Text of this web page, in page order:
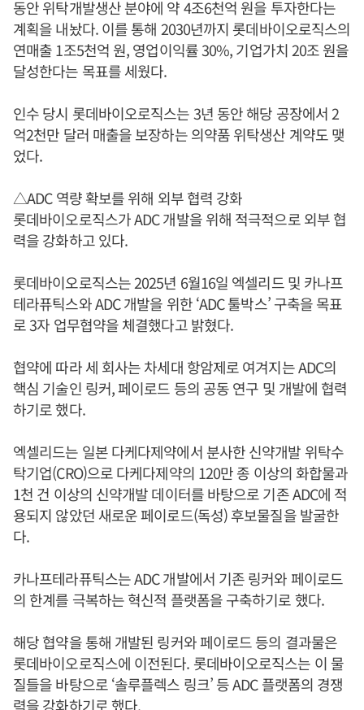
동안 위탁개발생산 분야에 약 4조6천억 원을 투자한다는
계획을 내놨다. 이를 통해 2030년까지 롯데바이오로직스의
연매출 1조5천억 원, 영업이익률 30%, 기업가치 20조 원을
달성한다는 목표를 세웠다.
인수 당시 롯데바이오로직스는 3년 동안 해당 공장에서 2
억2천만 달러 매출을 보장하는 의약품 위탁생산 계약도 맺
었다.
△ADC 역량 확보를 위해 외부 협력 강화
롯데바이오로직스가 ADC 개발을 위해 적극적으로 외부 협
력을 강화하고 있다.
롯데바이오로직스는 2025년 6월16일 엑셀리드 및 카나프
테라퓨틱스와 ADC 개발을 위한 ‘ADC 툴박스’ 구축을 목표
로 3자 업무협약을 체결했다고 밝혔다.
협약에 따라 세 회사는 차세대 항암제로 여겨지는 ADC의
핵심 기술인 링커, 페이로드 등의 공동 연구 및 개발에 협력
하기로 했다.
엑셀리드는 일본 다케다제약에서 분사한 신약개발 위탁수
탁기업(CRO)으로 다케다제약의 120만 종 이상의 화합물과
1천 건 이상의 신약개발 데이터를 바탕으로 기존 ADC에 적
용되지 않았던 새로운 페이로드(독성) 후보물질을 발굴한
다.
카나프테라퓨틱스는 ADC 개발에서 기존 링커와 페이로드
의 한계를 극복하는 혁신적 플랫폼을 구축하기로 했다.
해당 협약을 통해 개발된 링커와 페이로드 등의 결과물은
롯데바이오로직스에 이전된다. 롯데바이오로직스는 이 물
질들을 바탕으로 ‘솔루플렉스 링크’ 등 ADC 플랫폼의 경쟁
력을 강화하기로 했다.